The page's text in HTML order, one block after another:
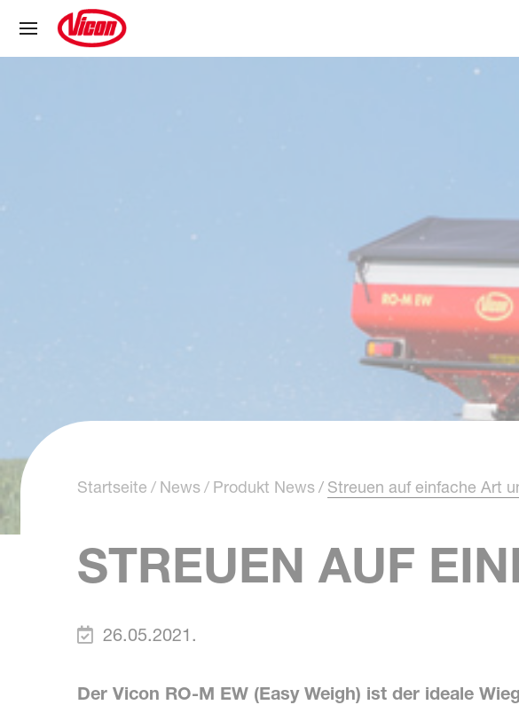
Startseite News Produkt News Streuen auf einfache Art
STREUEN AUF
26.05.2021.
Der Vicon RO-M EW (Easy Weigh) ist der ideale
Cookie-Einstellungen